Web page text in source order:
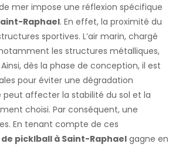
mer impose une réflexion spécifique
Raphael. En effet, la proximité du
sportives. L’air marin, chargé
les structures métalliques,
dès la phase de conception, il est
pour éviter une dégradation
peut affecter la stabilité du sol et la
choisi. Par conséquent, une
En tenant compte de ces
picklball à Saint-Raphaelgagne en